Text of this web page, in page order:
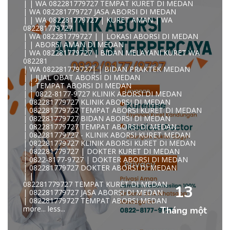
| | WA 082281779727 TEMPAT KURET DI MEDAN
| WA 082281779727 JASA ABORSI DI MEDAN
| | WA 082281779727 | KURET AMAN | WA
082281779727
| WA 082281779727 | | LOKASI ABORSI DI MEDAN
| | ABORSI AMAN DI MEDAN
| WA 082281779727 | BIDAN MELAYANI KURET WA
082281
| WA 082281779727| | BIDAN PRAKTEK MEDAN
| | JUAL OBAT ABORSI DI MEDAN
| | TEMPAT ABORSI DI MEDAN
| | 0822-8177-9727 KLINIK ABORSI DI MEDAN
| 082281779727 KLINIK ABORSI DI MEDAN
| 082281779727 TEMPAT ABORSI KURET DI MEDAN
| 082281779727 BIDAN ABORSI DI MEDAN
| 082281779727 TEMPAT ABORSI DI MEDAN
| 082281779727 - KLINIK ABORSI KURET MEDAN
| 082281779727 KLINIK ABORSI KURET DI MEDAN
| 082281779727 | DOKTER KURET DI MEDAN
| 0822-8177-9727 | DOKTER ABORSI DI MEDAN
| 082281779727 DOKTER ABORSI DI MEDAN
| |
082281779727 TEMPAT KURET DI MEDAN
| 082281779727 JASA ABORSI DI MEDAN
| 082281779727 TEMPAT ABORSI MEDAN
more... less...
13
Tháng một
KLINIK ABORSI KURET MEDAN WA 082281779727 KLINIK
A
0822/81779/727 TEMPAT ABORSI MEDAN
WA 082281779727 DOKTER ABORSI MEDAN
WA 082281779727 KLINIK ABORSI MEDAN
WA 082281779727 TEMPAT ABORSI KURET MEDAN
082281779727 BIDAN ABORSI DI MEDAN
082281779727 DOKTER ABORSI DI MEDAN
WA 0822*81779*727 TEMPAT ABORSI MEDAN
WA 082281779727 DOKTER KURET DI MEDAN
WA 082281779727 TEMPAT KURET DI MEDAN
WA 082281779727 JASA ABORSI DI MEDAN
| WA 082-281-779-727 KURET AMAN WA 082281779727
TE
| WA 082-281-779-727 LOKASI ABORSI DI MEDAN
082-281-779-727 ABORSI AMAN DI MEDAN
| WA 082281779727 BIDAN MELAYANI KURET WA
08228177
WA 082281779727 BIDAN PRAKTEK MEDAN
| KLINIK ABORSI MEDAN
WA 082281779727 TEMPAT ABORSI DI MEDAN
| 082281779727 KLINIK ABORSI MEDAN
| WA 0822-8177-9727 DOKTER ABORSI DI MEDAN
| WA 082*2817797*27 BIDAN ABORSI DI MEDAN
| WA 0822*81779*727 KLINIK KURET DI MEDAN
WA 082281779727 KURET AMAN | WA 082281779727